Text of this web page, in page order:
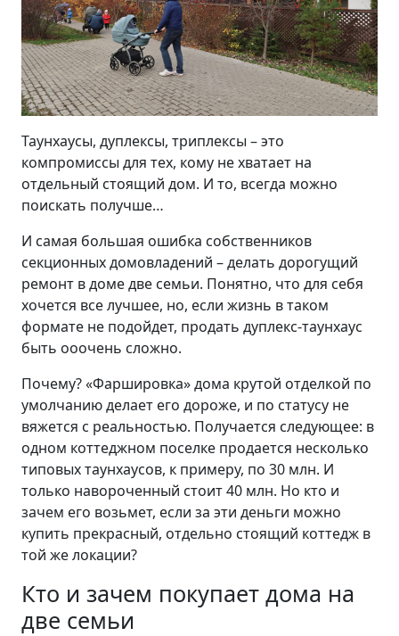
Таунхаусы, дуплексы, триплексы – это
компромиссы для тех, кому не хватает на
отдельный стоящий дом. И то, всегда можно
поискать получше…
И самая большая ошибка собственников
секционных домовладений – делать дорогущий
ремонт в доме две семьи. Понятно, что для себя
хочется все лучшее, но, если жизнь в таком
формате не подойдет, продать дуплекс-таунхаус
быть ооочень сложно.
Почему? «Фаршировка» дома крутой отделкой по
умолчанию делает его дороже, и по статусу не
вяжется с реальностью. Получается следующее: в
одном коттеджном поселке продается несколько
типовых таунхаусов, к примеру, по 30 млн. И
только навороченный стоит 40 млн. Но кто и
зачем его возьмет, если за эти деньги можно
купить прекрасный, отдельно стоящий коттедж в
той же локации?
Кто и зачем покупает дома на
две семьи